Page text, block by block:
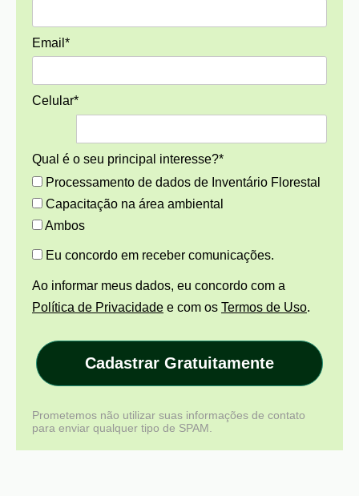
Email*
Celular*
Qual é o seu principal interesse?*
Processamento de dados de Inventário Florestal
Capacitação na área ambiental
Ambos
Eu concordo em receber comunicações.
Ao informar meus dados, eu concordo com a
Política de Privacidade e com os Termos de Uso.
Cadastrar Gratuitamente
Prometemos não utilizar suas informações de contato
para enviar qualquer tipo de SPAM.